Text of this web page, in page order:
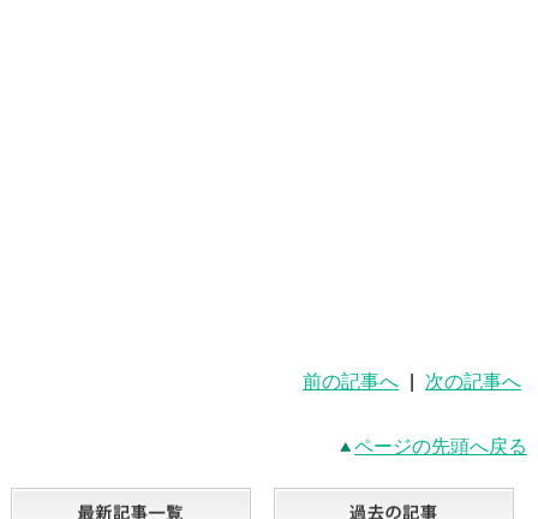
前の記事へ 次の記事へ
ページの先頭へ戻る
最新記事一覧